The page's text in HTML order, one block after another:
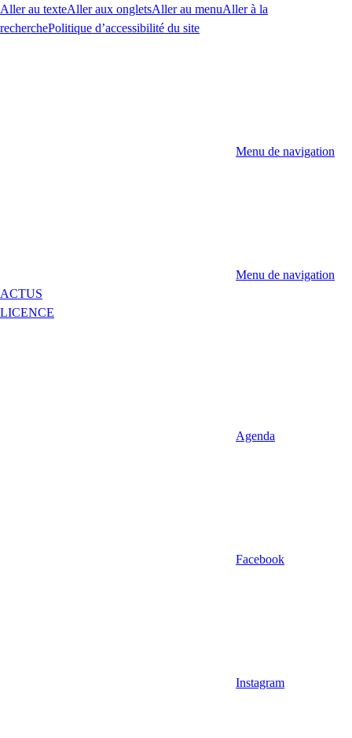
Aller au texteAller aux ongletsAller au menuAller à la
recherchePolitique d’accessibilité du site
Menu de navigation
Menu de navigation
ACTUS
LICENCE
Agenda
Facebook
Instagram